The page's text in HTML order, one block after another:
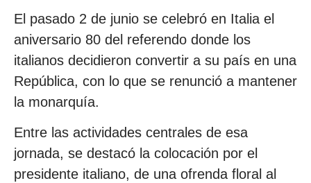
El pasado 2 de junio se celebró en Italia el
aniversario 80 del referendo donde los
italianos decidieron convertir a su país en una
República, con lo que se renunció a mantener
la monarquía.
Entre las actividades centrales de esa
jornada, se destacó la colocación por el
presidente italiano, de una ofrenda floral al